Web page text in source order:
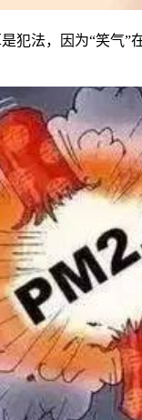
犯法，因为“笑气